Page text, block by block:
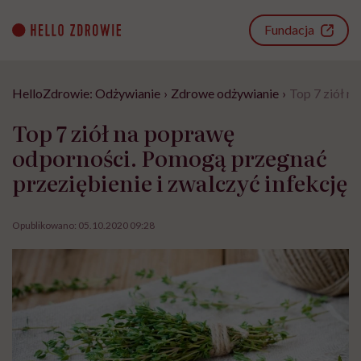
content
Fundacja
HelloZdrowie: Odżywianie › Zdrowe odżywianie › Top 7 ziół
Top 7 ziół na poprawę
odporności. Pomogą przegnać
przeziębienie i zwalczyć infekcję
Opublikowano: 05.10.2020 09:28